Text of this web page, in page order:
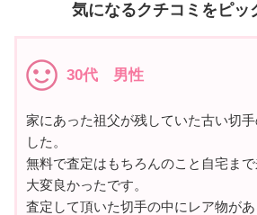
気になるクチコミをピッ
30代 男性
家にあった祖父が残していた古い切
した。
無料で査定はもちろんのこと自宅まで
大変良かったです。
査定して頂いた切手の中にレア物が